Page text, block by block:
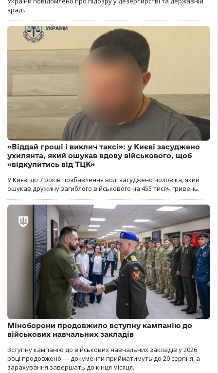
зраді.
«Віддай гроші і виклич таксі»: у Києві засуджено
ухилянта, який ошукав вдову військового, щоб
«відкупитись від ТЦК»
У Києві до 7 років позбавлення волі засуджено чоловіка, який
ошукав дружину загиблого військового на 455 тисяч гривень.
Міноборони продовжило вступну кампанію до
військових навчальних закладів
Вступну кампанію до військових навчальних закладів у 2026
році продовжено — документи прийматимуть до 20 серпня, а
зарахування завершать до кінця місяця.